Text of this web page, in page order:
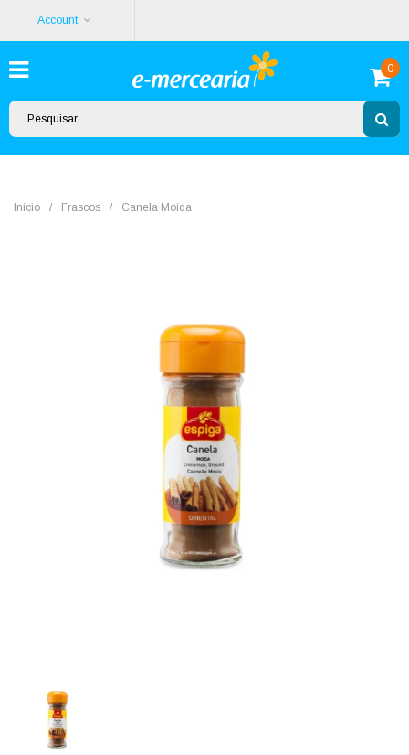
Account
0
Início / Frascos / Canela Moída